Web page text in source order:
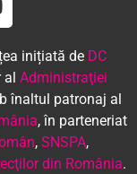
inițiată de DC
Administraţiei
înaltul patronaj al
, în parteneriat
, SNSPA,
din România.